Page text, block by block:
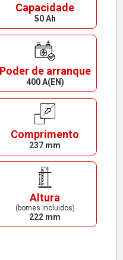
Capacidade
50 Ah
Poder de arranque
400 A(EN)
Comprimento
237 mm
Altura
(bornes incluidos)
222 mm